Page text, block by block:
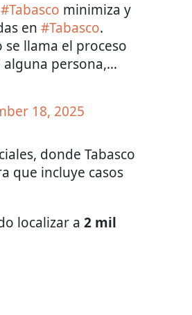
#Tabasco minimiza y
en #Tabasco.
se llama el proceso
alguna persona,…
18, 2025
donde Tabasco
que incluye casos
localizar a 2 mil